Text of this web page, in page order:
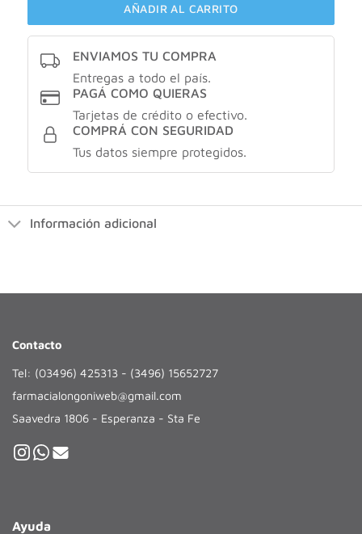
AÑADIR AL CARRITO
ENVIAMOS TU COMPRA
Entregas a todo el país.
PAGÁ COMO QUIERAS
Tarjetas de crédito o efectivo.
COMPRÁ CON SEGURIDAD
Tus datos siempre protegidos.
Información adicional
Contacto
Tel: (03496) 425313 - (3496) 15652727
farmacialongoniweb@gmail.com
Saavedra 1806 - Esperanza - Sta Fe
Ayuda